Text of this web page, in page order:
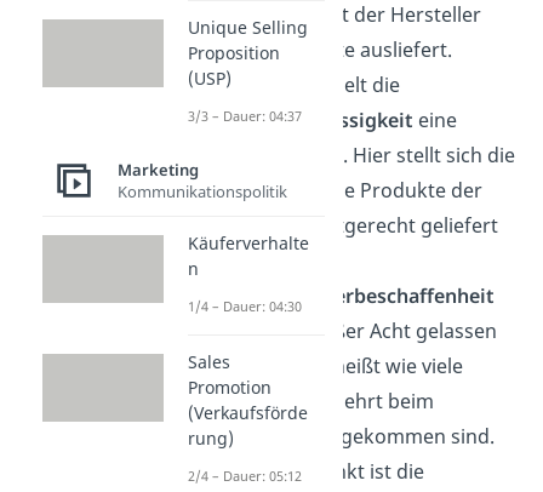
termingerecht der Hersteller
seine Produkte ausliefert.
Außerdem spielt die
Lieferzuverlässigkeit eine
wichtige Rolle. Hier stellt sich die
Frage, wie viele Produkte der
Hersteller zeitgerecht geliefert
Auch dieLieferbeschaffenheit
darf nicht außer Acht gelassen
werden, das heißt wie viele
Waren unversehrt beim
Abnehmer angekommen sind.
Der letzte Punkt ist die
Unique Selling
Proposition
(USP)
3/3 – Dauer: 04:37
Marketing
Kommunikationspolitik
Käuferverhalte
n
1/4 – Dauer: 04:30
Sales
Promotion
(Verkaufsförde
rung)
2/4 – Dauer: 05:12